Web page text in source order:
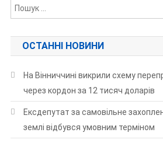
ОСТАННІ НОВИНИ
На Вінниччині викрили схему
через кордон за 12 тисяч доларів
Ексдепутат за самовільне
землі відбувся умовним терміном